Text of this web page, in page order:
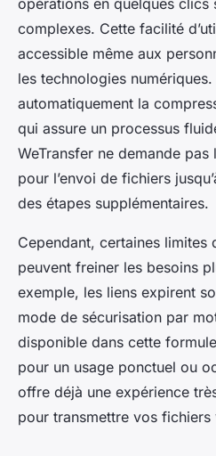
opérations en quelques clics
complexes. Cette facilité
accessible même aux
les technologies
automatiquement la
qui assure un processus
WeTransfer ne demande pas
pour l’envoi de fichiers
des étapes supplémentaires.
Cependant, certaines limites
peuvent freiner les besoins
exemple, les liens expirent
mode de sécurisation par
disponible dans cette
pour un usage ponctuel ou
offre déjà une expérience
pour transmettre vos fichiers